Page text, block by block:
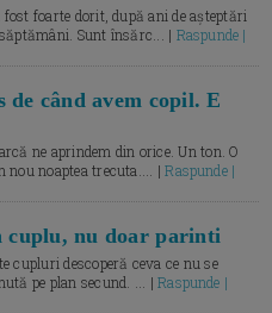
foarte dorit, după ani de așteptări
Sunt însărc... | Raspunde |
de când avem copil. E
ne aprindem din orice. Un ton. O
nou noaptea trecuta.... |Raspunde |
cuplu, nu doar parinti
cupluri descoperă ceva ce nu se
pe plan secund. ... |Raspunde |